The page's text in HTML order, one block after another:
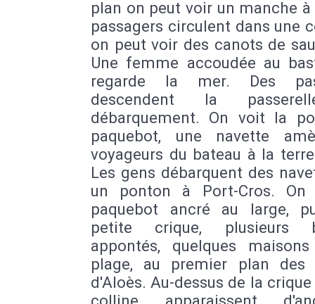
plan on peut voir un manche à
passagers circulent dans une
on peut voir des canots de
Une femme accoudée au
regarde la mer. Des
descendent la
débarquement. On voit la
paquebot, une navette
voyageurs du bateau à la
Les gens débarquent des
un ponton à Port-Cros.
paquebot ancré au large,
petite crique, plusieurs
appontés, quelques
plage, au premier plan des
d'Aloès. Au-dessus de la
colline apparaissent